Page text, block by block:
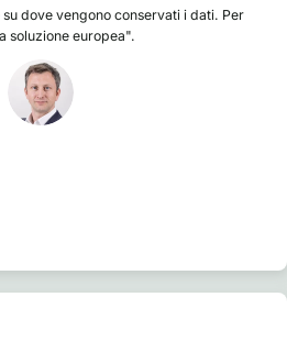
dove vengono conservati i dati. Per
soluzione europea".